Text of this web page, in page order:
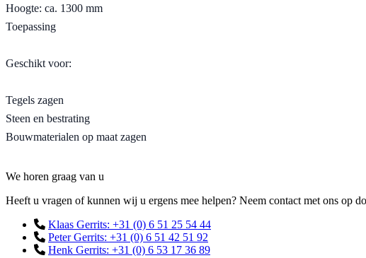
Hoogte: ca. 1300 mm
Toepassing
Geschikt voor:
Tegels zagen
Steen en bestrating
Bouwmaterialen op maat zagen
We horen graag van u
Heeft u vragen of kunnen wij u ergens mee helpen? Neem contact met ons op
Klaas Gerrits: +31 (0) 6 51 25 54 44
Peter Gerrits: +31 (0) 6 51 42 51 92
Henk Gerrits: +31 (0) 6 53 17 36 89